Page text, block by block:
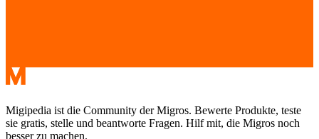
Migipedia ist die Community der Migros. Bewerte Produkte, teste
sie gratis, stelle und beantworte Fragen. Hilf mit, die Migros noch
besser zu machen.